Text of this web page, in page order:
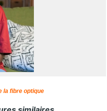
la fibre optique